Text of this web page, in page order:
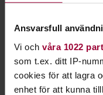
Ansvarsfull
Vi och våra 1022
som t.ex. ditt IP-
cookies för att lagra
enhet för att kunna
Har du en hund
du att tävla?